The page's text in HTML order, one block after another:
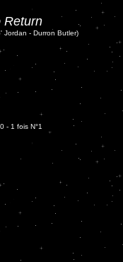
Return
Jordan - Durron Butler)
- 1 fois N°1